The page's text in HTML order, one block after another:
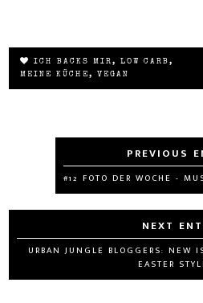
ICH BACKS MIR,LOW CARB,
MEINE KÜCHE, VEGAN
#12 FOTO DER WOCHE -
URBAN JUNGLE BLOGGERS: NEW
EASTER